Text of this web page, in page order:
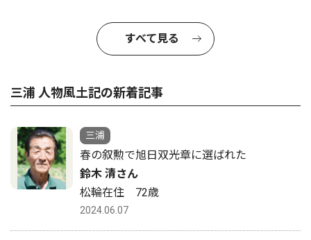
すべて見る
三浦 人物風土記の新着記事
三浦
春の叙勲で旭日双光章に選ばれた
鈴木 清さん
松輪在住 72歳
2024.06.07